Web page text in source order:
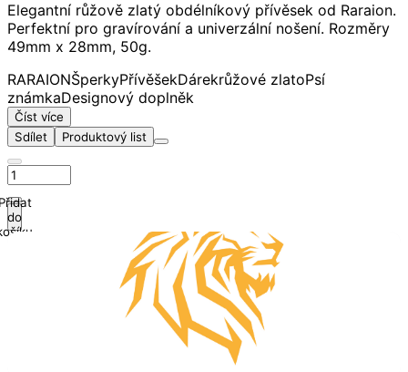
Elegantní růžově zlatý obdélníkový přívěsek od Raraion.
Perfektní pro gravírování a univerzální nošení. Rozměry
49mm x 28mm, 50g.
RARAIONŠperkyPřívěšekDárekrůžové zlatoPsí
známkaDesignový doplněk
Číst více
Sdílet
Produktový list
do